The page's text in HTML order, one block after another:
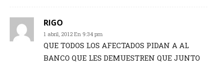
RIGO
1 abril, 2012 En 9:34 pm
QUE TODOS LOS AFECTADOS PIDAN A AL
BANCO QUE LES DEMUESTREN QUE JUNTO